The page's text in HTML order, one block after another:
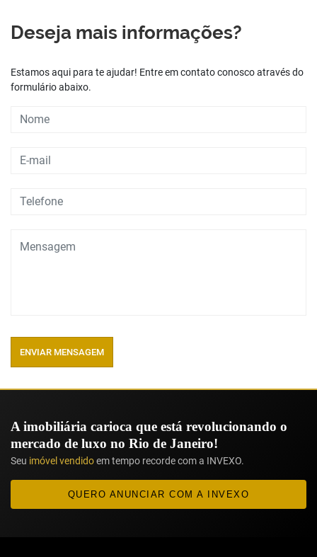
Deseja mais informações?
Estamos aqui para te ajudar! Entre em contato conosco através do
formulário abaixo.
ENVIAR MENSAGEM
A imobiliária carioca que está revolucionando o
mercado de luxo no Rio de Janeiro!
Seu imóvel vendidoem tempo recorde com a INVEXO.
QUERO ANUNCIAR COM A INVEXO